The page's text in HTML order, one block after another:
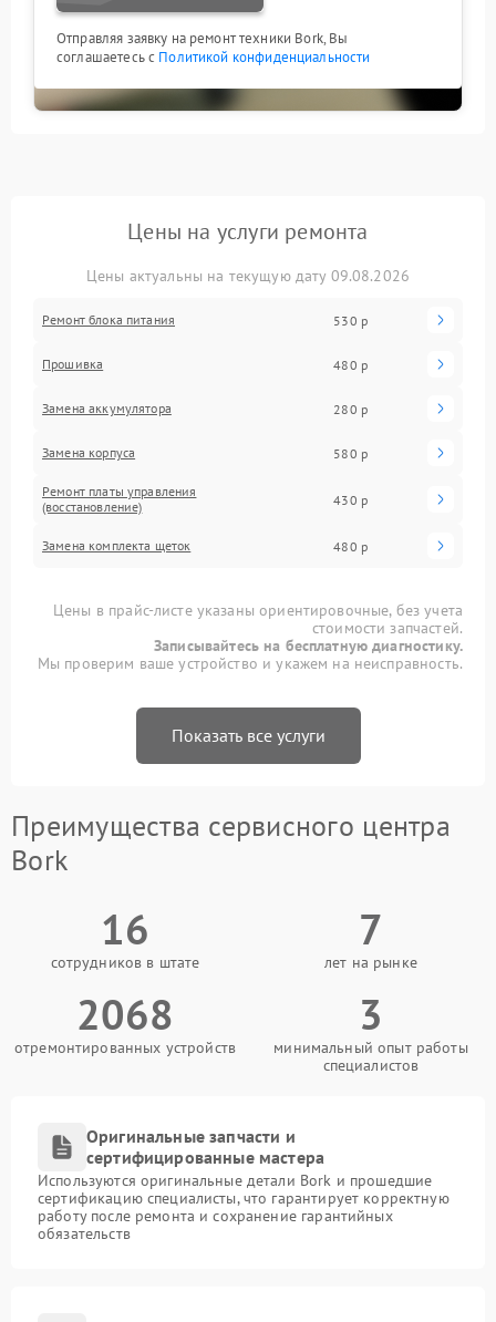
Отправляя заявку на ремонт техники Bork, Вы
соглашаетесь с Политикой конфиденциальности
Цены на услуги ремонта
Цены актуальны на текущую дату 09.08.2026
Ремонт блока питания 530 р
Прошивка 480 р
Замена аккумулятора 280 р
Замена корпуса 580 р
Ремонт платы управления
(восстановление)
430 р
Замена комплекта щеток 480 р
Цены в прайс-листе указаны ориентировочные, без учета
стоимости запчастей.
Записывайтесь на бесплатную диагностику.
Мы проверим ваше устройство и укажем на неисправность.
Показать все услуги
Преимущества сервисного центра
Bork
16
сотрудников в штате
7
лет на рынке
2068
отремонтированных устройств
3
минимальный опыт работы
специалистов
Оригинальные запчасти и
сертифицированные мастера
Используются оригинальные детали Bork и прошедшие
сертификацию специалисты, что гарантирует корректную
работу после ремонта и сохранение гарантийных
обязательств